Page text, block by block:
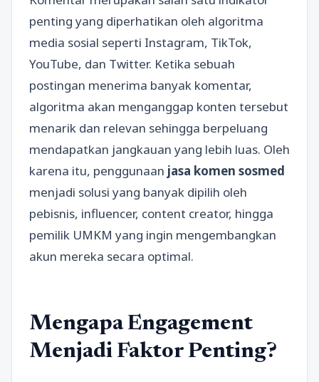
penting yang diperhatikan oleh algoritma
media sosial seperti Instagram, TikTok,
YouTube, dan Twitter. Ketika sebuah
postingan menerima banyak komentar,
algoritma akan menganggap konten tersebut
menarik dan relevan sehingga berpeluang
mendapatkan jangkauan yang lebih luas. Oleh
karena itu, penggunaan jasa komen sosmed
menjadi solusi yang banyak dipilih oleh
pebisnis, influencer, content creator, hingga
pemilik UMKM yang ingin mengembangkan
akun mereka secara optimal.
Mengapa Engagement
Menjadi Faktor Penting?